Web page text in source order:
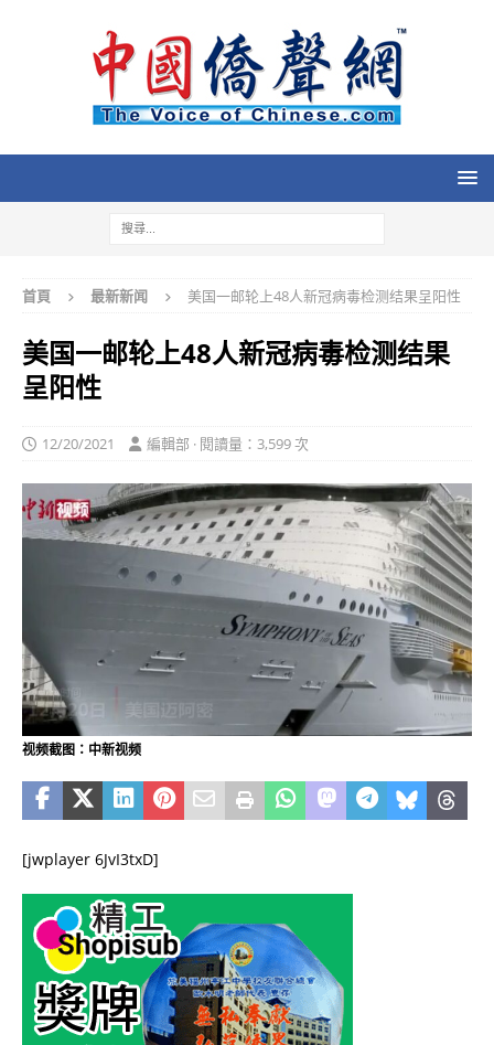
首頁 最新新闻 美国一邮轮上48人新冠病毒检测结果呈阳性
美国一邮轮上48人新冠病毒检测结果
呈阳性
12/20/2021 編輯部 · 閱讀量：3,599 次
视频截图：中新视频
[jwplayer 6JvI3txD]